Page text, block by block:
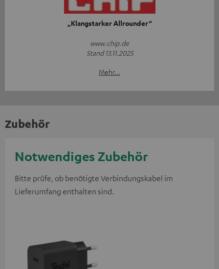
„Klangstarker Allrounder“
www.chip.de
Stand 13.11.2025
Mehr...
Zubehör
Notwendiges Zubehör
Bitte prüfe, ob benötigte Verbindungskabel im
Lieferumfang enthalten sind.